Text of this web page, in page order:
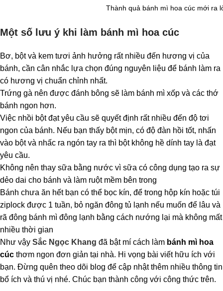
Thành quả bánh mì hoa cúc mới ra
Một số lưu ý khi làm bánh mì hoa cúc
Bơ, bột và kem tươi ảnh hưởng rất nhiều đến hương vị của
bánh, cần cân nhắc lựa chọn đúng nguyên liệu để bánh làm ra
có hương vị chuẩn chỉnh nhất.
Trứng gà nên được đánh bông sẽ làm bánh mì xốp và các thớ
bánh ngon hơn.
Việc nhồi bột đạt yêu cầu sẽ quyết định rất nhiều đến độ tơi
ngon của bánh. Nếu bạn thấy bột mịn, có độ đàn hồi tốt, nhấn
vào bột và nhấc ra ngón tay ra thì bột không hề dính tay là đạt
yêu cầu.
Không nên thay sữa bằng nước vì sữa có công dụng tạo ra sự
dẻo dai cho bánh và làm ruột mềm bên trong
Bánh chưa ăn hết bạn có thể bọc kín, để trong hộp kín hoặc túi
ziplock được 1 tuần, bỏ ngăn đông tủ lạnh nếu muốn để lâu và
rã đông bánh mì đông lạnh bằng cách nướng lại mà không mất
nhiều thời gian
Như vậy Sắc Ngọc Khang đã bật mí cách làm bánh mì hoa
cúc thơm ngon đơn giản tại nhà. Hi vọng bài viết hữu ích với
bạn. Đừng quên theo dõi blog để cập nhật thêm nhiều thông tin
bổ ích và thú vị nhé. Chúc bạn thành công với công thức trên.